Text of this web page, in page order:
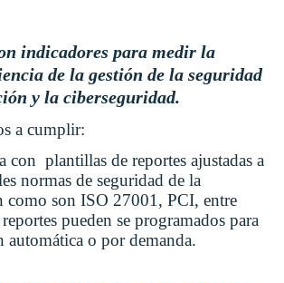
indicadores para medir la
de la gestión de la seguridad
y la ciberseguridad.
a cumplir:
con plantillas de reportes ajustadas a
normas de seguridad de la
como son ISO 27001, PCI, entre
pueden se programados para
automática o por demanda.